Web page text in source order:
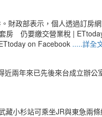
政部表示，個人透過訂房
仍要繳交營業稅 |
on Facebook .....詳全
兩年來已先後來台成立辦
小杉站可乘坐JR與東急兩